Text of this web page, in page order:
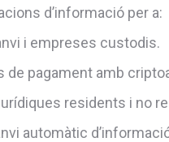
d’informació per a:
i empreses custodis.
de pagament amb
residents i no
automàtic